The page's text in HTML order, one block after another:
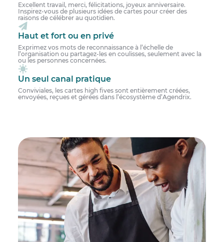
Excellent travail, merci, félicitations, joyeux anniversaire.
Inspirez-vous de plusieurs idées de cartes pour créer des
raisons de célébrer au quotidien.
Haut et fort ou en privé
Exprimez vos mots de reconnaissance à l’échelle de
l’organisation ou partagez-les en coulisses, seulement avec la
ou les personnes concernées.
Un seul canal pratique
Conviviales, les cartes high fives sont entièrement créées,
envoyées, reçues et gérées dans l’écosystème d’Agendrix.